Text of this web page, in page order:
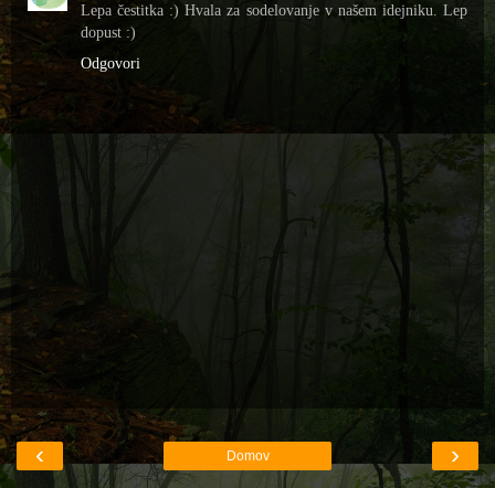
Lepa čestitka :) Hvala za sodelovanje v našem idejniku. Lep
dopust :)
Odgovori
‹ ›
Domov